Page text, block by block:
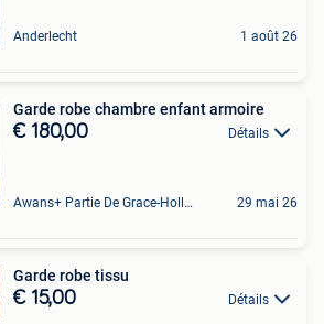
Anderlecht 1 août 26
Garde robe chambre enfant armoire
€ 180,00 Détails
Awans+ Partie De Grace-Hollogne 29 mai 26
Garde robe tissu
€ 15,00 Détails